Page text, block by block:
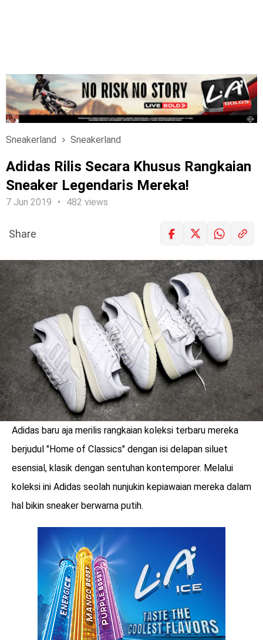
Sneakerland Sneakerland
Adidas Rilis Secara Khusus Rangkaian
Sneaker Legendaris Mereka!
7 Jun 2019 482 views
benefit
LOGIN
Share
Adidas baru aja merilis rangkaian koleksi terbaru mereka
berjudul "Home of Classics" dengan isi delapan siluet
esensial, klasik dengan sentuhan kontemporer. Melalui
koleksi ini Adidas seolah nunjukin kepiawaian mereka dalam
hal bikin sneaker berwarna putih.